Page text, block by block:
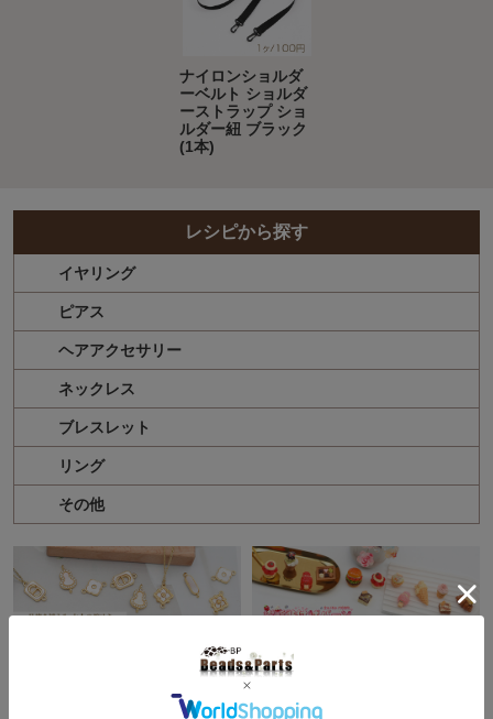
ナイロンショルダ
ーベルト ショルダ
ーストラップ ショ
ルダー紐 ブラック
(1本)
レシピから探す
イヤリング
ピアス
ヘアアクセサリー
ネックレス
ブレスレット
リング
その他